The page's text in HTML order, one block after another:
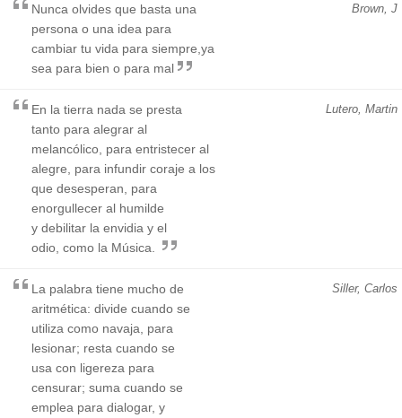
Brown, J
Nunca olvides que basta una
persona o una idea para
cambiar tu vida para siempre,ya
sea para bien o para mal
Lutero, Martin
En la tierra nada se presta
tanto para alegrar al
melancólico, para entristecer al
alegre, para infundir coraje a los
que desesperan, para
enorgullecer al humilde
y debilitar la envidia y el
odio, como la Música.
Siller, Carlos
La palabra tiene mucho de
aritmética: divide cuando se
utiliza como navaja, para
lesionar; resta cuando se
usa con ligereza para
censurar; suma cuando se
emplea para dialogar, y